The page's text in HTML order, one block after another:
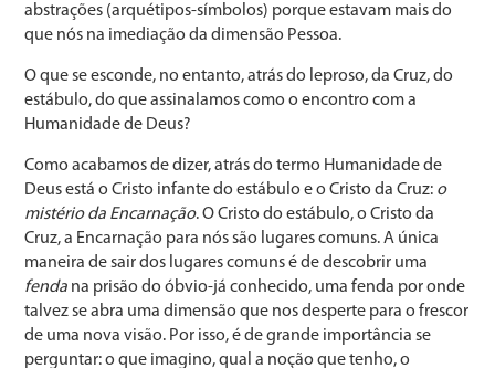
abstrações (arquétipos-símbolos) porque estavam mais do
que nós na imediação da dimensão Pessoa.
O que se esconde, no entanto, atrás do leproso, da Cruz, do
estábulo, do que assinalamos como o encontro com a
Humanidade de Deus?
Como acabamos de dizer, atrás do termo Humanidade de
Deus está o Cristo infante do estábulo e o Cristo da Cruz: o
mistério da Encarnação. O Cristo do estábulo, o Cristo da
Cruz, a Encarnação para nós são lugares comuns. A única
maneira de sair dos lugares comuns é de descobrir uma
fenda na prisão do óbvio-já conhecido, uma fenda por onde
talvez se abra uma dimensão que nos desperte para o frescor
de uma nova visão. Por isso, é de grande importância se
perguntar: o que imagino, qual a noção que tenho, o